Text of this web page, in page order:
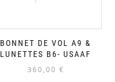
BONNET DE VOL A9 &
LUNETTES B6- USAAF
360,00 €